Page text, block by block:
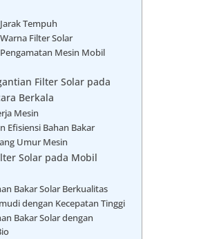
Tempuh
Filter Solar
Mesin Mobil
Filter Solar pada
Berkala
Mesin
Efisiensi Bahan Bakar
Umur Mesin
Solar pada Mobil
Bakar Solar Berkualitas
dengan Kecepatan Tinggi
Bakar Solar dengan